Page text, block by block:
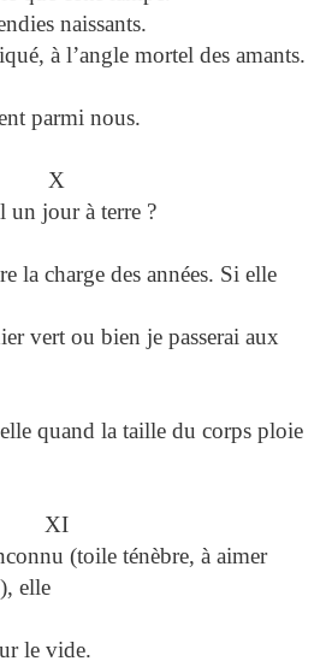
naissants.
à l’angle mortel des amants.
parmi nous.
X
un jour à terre ?
la charge des années. Si elle
vert ou bien je passerai aux
quand la taille du corps ploie
XI
(toile ténèbre, à aimer
elle
le vide.